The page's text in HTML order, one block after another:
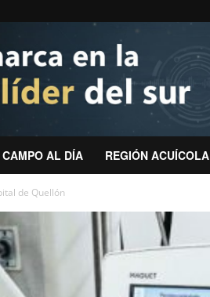
CAMPO AL DÍA REGIÓN ACUÍCOLA
de Quellón